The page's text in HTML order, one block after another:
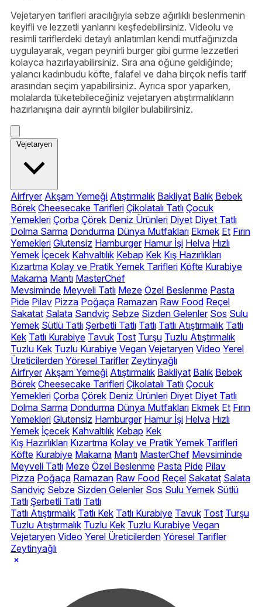
Vejetaryen tarifleri aracılığıyla sebze ağırlıklı beslenmenin
keyifli ve lezzetli yanlarını keşfedebilirsiniz. Videolu ve
resimli tariflerdeki detaylı anlatımları kendi mutfağınızda
uygulayarak, vegan peynirli burger gibi gurme lezzetleri
kolayca hazırlayabilirsiniz. Sıra ana öğüne geldiğinde;
yalancı kadınbudu köfte, falafel ve daha birçok nefis tarif
arasından seçim yapabilirsiniz. Ayrıca spor yaparken,
molalarda tüketebileceğiniz vejetaryen atıştırmalıkların
hazırlanışına dair ayrıntılı bilgiler bulabilirsiniz.
Vejetaryen
Airfryer Akşam Yemeği Atıştırmalık Bakliyat Balık Bebek
Börek Cheesecake Tarifleri Çikolatalı Tatlı Çocuk
Yemekleri Çorba Çörek Deniz Ürünleri Diyet Diyet Tatlı
Dolma Sarma Dondurma Dünya Mutfakları Ekmek Et Fırın
Yemekleri Glutensiz Hamburger Hamur İşi Helva Hızlı
Yemek İçecek Kahvaltılık Kebap Kek Kış Hazırlıkları
Kızartma Kolay ve Pratik Yemek Tarifleri Köfte Kurabiye
Makarna Mantı MasterChef
Mevsiminde Meyveli Tatlı Meze Özel Beslenme Pasta
Pide Pilav Pizza Poğaça Ramazan Raw Food Reçel
Sakatat Salata Sandviç Sebze Sizden Gelenler Sos Sulu
Yemek Sütlü Tatlı Şerbetli Tatlı Tatlı Tatlı Atıştırmalık Tatlı
Kek Tatlı Kurabiye Tavuk Tost Turşu Tuzlu Atıştırmalık
Tuzlu Kek Tuzlu Kurabiye Vegan Vejetaryen Video Yerel
Üreticilerden Yöresel Tarifler Zeytinyağlı
Airfryer Akşam Yemeği Atıştırmalık Bakliyat Balık Bebek
Börek Cheesecake Tarifleri Çikolatalı Tatlı Çocuk
Yemekleri Çorba Çörek Deniz Ürünleri Diyet Diyet Tatlı
Dolma Sarma Dondurma Dünya Mutfakları Ekmek Et Fırın
Yemekleri Glutensiz Hamburger Hamur İşi Helva Hızlı
Yemek İçecek Kahvaltılık Kebap Kek
Kış Hazırlıkları Kızartma Kolay ve Pratik Yemek Tarifleri
Köfte Kurabiye Makarna Mantı MasterChef Mevsiminde
Meyveli Tatlı Meze Özel Beslenme Pasta Pide Pilav
Pizza Poğaça Ramazan Raw Food Reçel Sakatat Salata
Sandviç Sebze Sizden Gelenler Sos Sulu Yemek Sütlü
Tatlı Şerbetli Tatlı Tatlı
Tatlı Atıştırmalık Tatlı Kek Tatlı Kurabiye Tavuk Tost Turşu
Tuzlu Atıştırmalık Tuzlu Kek Tuzlu Kurabiye Vegan
Vejetaryen Video Yerel Üreticilerden Yöresel Tarifler
Zeytinyağlı